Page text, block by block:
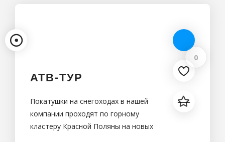
0
АТВ-ТУР
Покатушки на снегоходах в нашей
компании проходят по горному
кластеру Красной Поляны на новых